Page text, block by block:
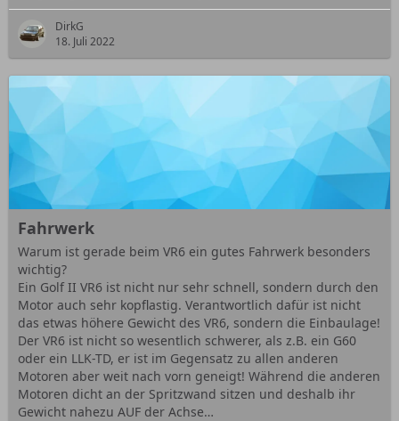
DirkG
18. Juli 2022
Fahrwerk
Warum ist gerade beim VR6 ein gutes Fahrwerk besonders
wichtig?
Ein Golf II VR6 ist nicht nur sehr schnell, sondern durch den
Motor auch sehr kopflastig. Verantwortlich dafür ist nicht
das etwas höhere Gewicht des VR6, sondern die Einbaulage!
Der VR6 ist nicht so wesentlich schwerer, als z.B. ein G60
oder ein LLK-TD, er ist im Gegensatz zu allen anderen
Motoren aber weit nach vorn geneigt! Während die anderen
Motoren dicht an der Spritzwand sitzen und deshalb ihr
Gewicht nahezu AUF der Achse…